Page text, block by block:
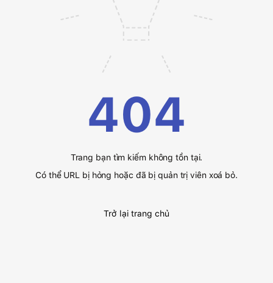
404
Trang bạn tìm kiếm không tồn tại.
Có thể URL bị hỏng hoặc đã bị quản trị viên xoá bỏ.
Trở lại trang chủ